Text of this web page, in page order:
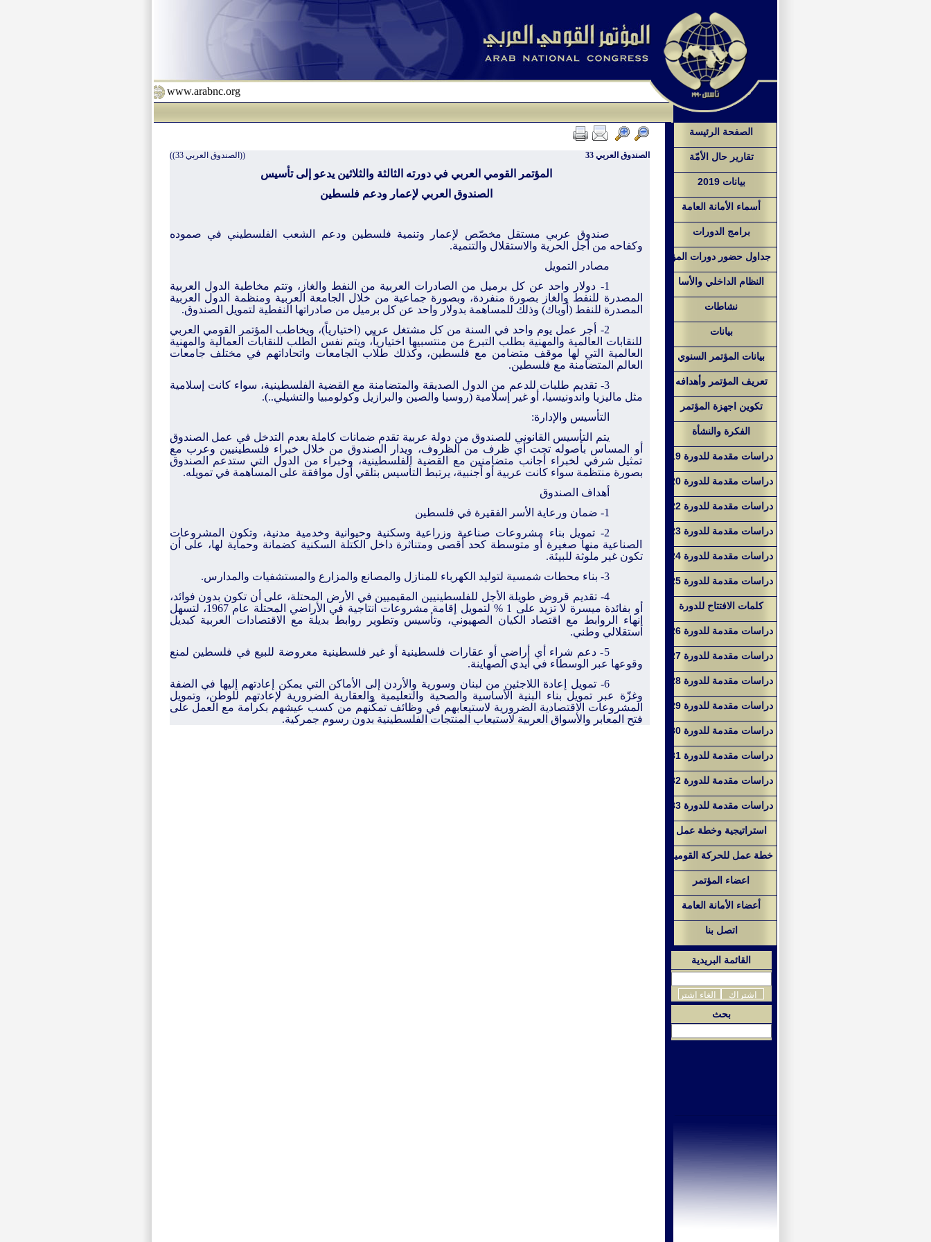
www.arabnc.org
الصفحة الرئيسة
تقارير حال الأمّة
بيانات 2019
أسماء الأمانة العامة
برامج الدورات
جداول حضور دورات المؤ
النظام الداخلي والأسا
نشاطات
بيانات
بيانات المؤتمر السنوي
تعريف المؤتمر وأهدافه
تكوين اجهزة المؤتمر
الفكرة والنشأة
دراسات مقدمة للدورة 19
دراسات مقدمة للدورة 20
دراسات مقدمة للدورة 22
دراسات مقدمة للدورة 23
دراسات مقدمة للدورة 24
دراسات مقدمة للدورة 25
كلمات الافتتاح للدورة
دراسات مقدمة للدورة 26
دراسات مقدمة للدورة 27
دراسات مقدمة للدورة 28
دراسات مقدمة للدورة 29
دراسات مقدمة للدورة 30
دراسات مقدمة للدورة 31
دراسات مقدمة للدورة 32
دراسات مقدمة للدورة 33
استراتيجية وخطة عمل
خطة عمل للحركة القومية
اعضاء المؤتمر
أعضاء الأمانة العامة
اتصل بنا
القائمة البريدية
بحث
الصندوق العربي 33 ((الصندوق العربي 33))
المؤتمر القومي العربي في دورته الثالثة والثلاثين يدعو إلى تأسيس
الصندوق العربي لإعمار ودعم فلسطين
صندوق عربي مستقل مخصّص لإعمار وتنمية فلسطين ودعم الشعب الفلسطيني في صموده
وكفاحه من أجل الحرية والاستقلال والتنمية.
مصادر التمويل
1- دولار واحد عن كل برميل من الصادرات العربية من النفط والغاز، وتتم مخاطبة الدول العربية
المصدرة للنفط والغاز بصورة منفردة، وبصورة جماعية من خلال الجامعة العربية ومنظمة الدول العربية
المصدرة للنفط (أوباك) وذلك للمساهمة بدولار واحد عن كل برميل من صادراتها النفطية لتمويل الصندوق.
2- أجر عمل يوم واحد في السنة من كل مشتغل عربي (اختيارياً)، ويخاطب المؤتمر القومي العربي
للنقابات العالمية والمهنية بطلب التبرع من منتسبيها اختيارياً، ويتم نفس الطلب للنقابات العمالية والمهنية
العالمية التي لها موقف متضامن مع فلسطين، وكذلك طلاب الجامعات واتحاداتهم في مختلف جامعات
العالم المتضامنة مع فلسطين.
3- تقديم طلبات للدعم من الدول الصديقة والمتضامنة مع القضية الفلسطينية، سواء كانت إسلامية
مثل ماليزيا واندونيسيا، أو غير إسلامية (روسيا والصين والبرازيل وكولومبيا والتشيلي..).
التأسيس والإدارة:
يتم التأسيس القانوني للصندوق من دولة عربية تقدم ضمانات كاملة بعدم التدخل في عمل الصندوق
أو المساس بأصوله تحت أي ظرف من الظروف، ويدار الصندوق من خلال خبراء فلسطينيين وعرب مع
تمثيل شرفي لخبراء أجانب متضامنين مع القضية الفلسطينية، وخبراء من الدول التي ستدعم الصندوق
بصورة منتظمة سواء كانت عربية أو أجنبية، يرتبط التأسيس بتلقي أول موافقة على المساهمة في تمويله.
أهداف الصندوق
1- ضمان ورعاية الأسر الفقيرة في فلسطين
2- تمويل بناء مشروعات صناعية وزراعية وسكنية وحيوانية وخدمية مدنية، وتكون المشروعات
الصناعية منها صغيرة أو متوسطة كحد أقصى ومتناثرة داخل الكتلة السكنية كضمانة وحماية لها، على أن
تكون غير ملوثة للبيئة.
3- بناء محطات شمسية لتوليد الكهرباء للمنازل والمصانع والمزارع والمستشفيات والمدارس.
4- تقديم قروض طويلة الأجل للفلسطينيين المقيميين في الأرض المحتلة، على أن تكون بدون فوائد،
أو بفائدة ميسرة لا تزيد على 1 % لتمويل إقامة مشروعات انتاجية في الأراضي المحتلة عام 1967، لتسهل
إنهاء الروابط مع اقتصاد الكيان الصهيوني، وتأسيس وتطوير روابط بديلة مع الاقتصادات العربية كبديل
استقلالي وطني.
5- دعم شراء أي أراضي أو عقارات فلسطينية أو غير فلسطينية معروضة للبيع في فلسطين لمنع
وقوعها عبر الوسطاء في أيدي الصهاينة.
6- تمويل إعادة اللاجئين من لبنان وسورية والأردن إلى الأماكن التي يمكن إعادتهم إليها في الضفة
وغزّة عبر تمويل بناء البنية الأساسية والصحية والتعليمية والعقارية الضرورية لإعادتهم للوطن، وتمويل
المشروعات الاقتصادية الضرورية لاستيعابهم في وظائف تمكّنهم من كسب عيشهم بكرامة مع العمل على
فتح المعابر والأسواق العربية لاستيعاب المنتجات الفلسطينية بدون رسوم جمركية.